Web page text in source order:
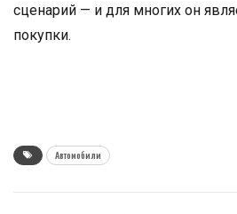
сценарий — и для многих он
покупки.
Автомобили